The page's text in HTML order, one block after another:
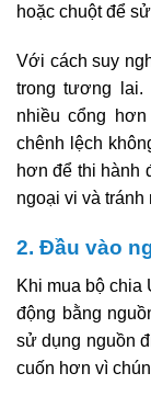
hoặc chuột để
Với cách suy
trong tương lai.
nhiều cổng
chênh lệch
hơn để thi hành
ngoại vi và
2. Đầu vào
Khi mua bộ chia
động bằng
sử dụng nguồn
cuốn hơn vì